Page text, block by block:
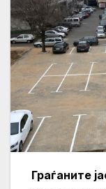
Граѓаните